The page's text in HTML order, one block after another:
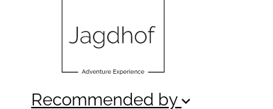
Recommended bykeyboard_arrow_down